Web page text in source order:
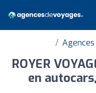
ROYER
en